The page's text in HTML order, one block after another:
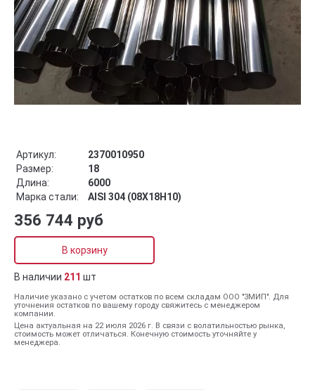
Артикул:
2370010950
Размер:
18
Длина:
6000
Марка стали:
AISI 304 (08Х18Н10)
356 744 руб
В корзину
В наличии 211 шт
Наличие указано с учетом остатков по всем складам ООО "ЗМИП". Для
уточнения остатков по вашему городу свяжитесь с менеджером
компании.
Цена актуальная на 22 июля 2026 г. В связи с волатильностью рынка,
стоимость может отличаться. Конечную стоимость уточняйте у
менеджера.